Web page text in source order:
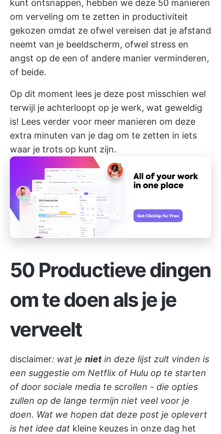
kunt ontsnappen, hebben we deze 50 manieren
om verveling om te zetten in productiviteit
gekozen omdat ze ofwel vereisen dat je afstand
neemt van je beeldscherm, ofwel stress en
angst op de een of andere manier verminderen,
of beide.
Op dit moment lees je deze post misschien wel
terwijl je achterloopt op je werk, wat geweldig
is! Lees verder voor meer manieren om deze
extra minuten van je dag om te zetten in iets
waar je trots op kunt zijn.
50 Productieve dingen
om te doen als je je
verveelt
disclaimer: wat je niet in deze lijst zult vinden is
een suggestie om Netflix of Hulu op te starten
of door sociale media te scrollen - die opties
zullen op de lange termijn niet veel voor je
doen. Wat we hopen dat deze post je oplevert
is het idee dat kleine keuzes in onze dag het